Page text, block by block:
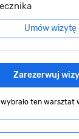
Umów wizytę
Zarezerwuj
ten warsztat